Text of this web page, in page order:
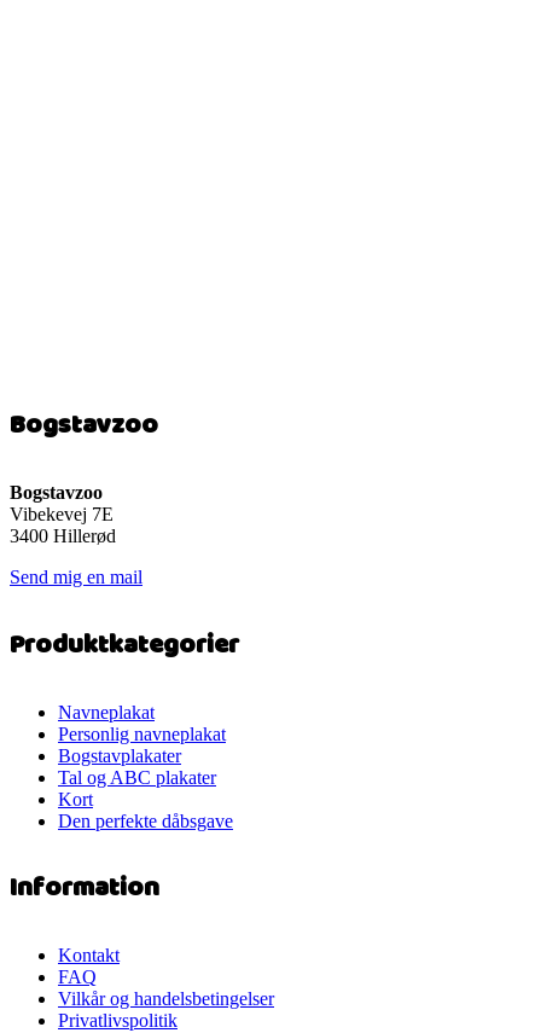
Bogstavzoo
Bogstavzoo
Vibekevej 7E
3400 Hillerød
Send mig en mail
Produktkategorier
Navneplakat
Personlig navneplakat
Bogstavplakater
Tal og ABC plakater
Kort
Den perfekte dåbsgave
Information
Kontakt
FAQ
Vilkår og handelsbetingelser
Privatlivspolitik